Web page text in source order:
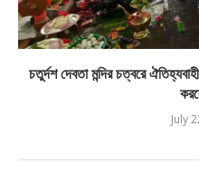
চতুর্দশ দেবতা মন্দির চত্বরে
July